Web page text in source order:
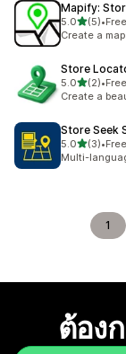
Mapify:
5.0เต็ม 5 ดาว
(5)
ทั้งหมด 5 รีวิว
•
Create a
Store
5.0เต็ม 5 ดาว
(2)
ทั้งหมด 2 รีวิว
•
Create a
Store Seek
5.0เต็ม 5 ดาว
(3)
ทั้งหมด 3 รีวิว
•
Multi-
1
ต้อง